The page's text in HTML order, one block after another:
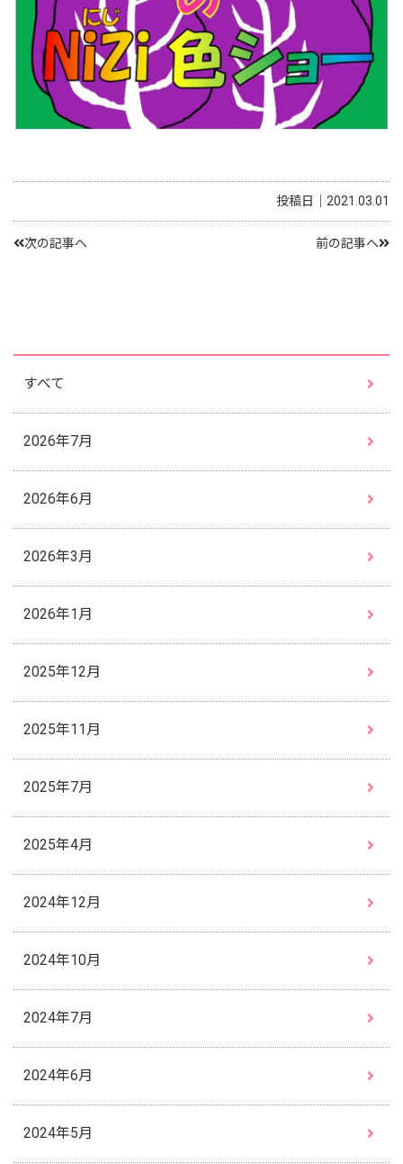
投稿日｜2021.03.01
次の記事へ 前の記事へ
すべて
2026年7月
2026年6月
2026年3月
2026年1月
2025年12月
2025年11月
2025年7月
2025年4月
2024年12月
2024年10月
2024年7月
2024年6月
2024年5月